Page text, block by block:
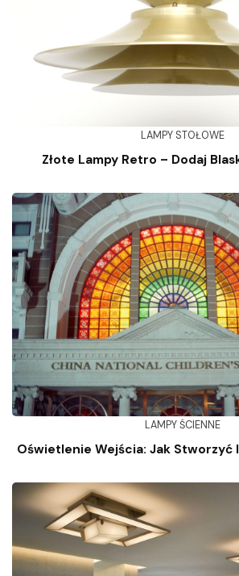
LAMPY STOŁOWE
Złote Lampy Retro – Dodaj
LAMPY ŚCIENNE
Oświetlenie Wejścia: Jak Stworzyć